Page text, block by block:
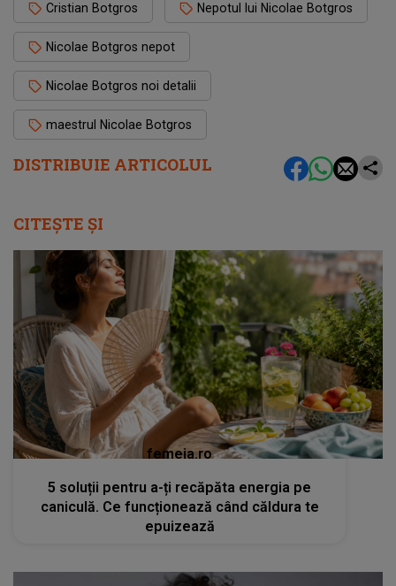
DISTRIBUIE ARTICOLUL
Cristian Botgros Nepotul lui Nicolae Botgros
Nicolae Botgros nepot
Nicolae Botgros noi detalii
maestrul Nicolae Botgros
CITEȘTE ȘI
femeia.ro
5 soluții pentru a-ți recăpăta energia pe
caniculă. Ce funcționează când căldura te
epuizează